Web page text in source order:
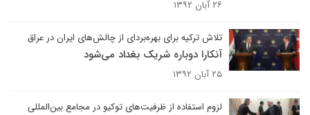
۲۶ آبان ۱۳۹۲
تلاش ترکیه برای بهره‌بردای از چالش‌های ایران در عراق
آنکارا دوباره شریک بغداد می‌شود
۲۵ آبان ۱۳۹۲
لزوم استفاده از ظرفیت‌های توکیو در مجامع بین‌المللی